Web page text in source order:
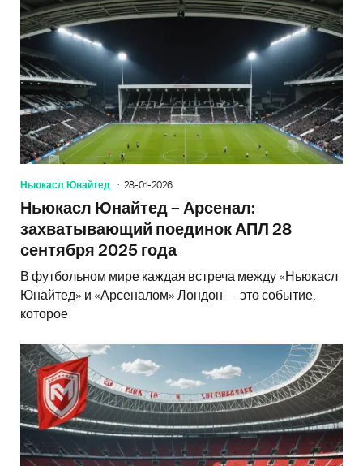
Ньюкасл Юнайтед 28-01-2026
Ньюкасл Юнайтед – Арсенал:
захватывающий поединок АПЛ 28
сентября 2025 года
В футбольном мире каждая встреча между «Ньюкасл
Юнайтед» и «Арсеналом» Лондон — это событие,
которое